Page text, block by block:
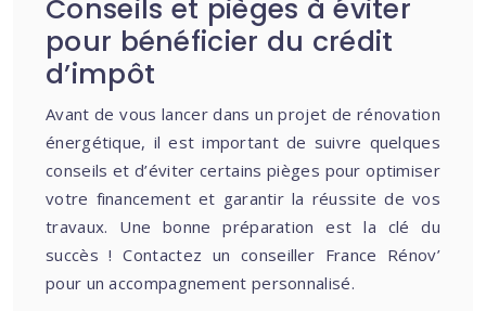
Conseils et pièges à éviter
pour bénéficier du crédit
d’impôt
Avant de vous lancer dans un projet de rénovation
énergétique, il est important de suivre quelques
conseils et d’éviter certains pièges pour optimiser
votre financement et garantir la réussite de vos
travaux. Une bonne préparation est la clé du
succès ! Contactez un conseiller France Rénov’
pour un accompagnement personnalisé.